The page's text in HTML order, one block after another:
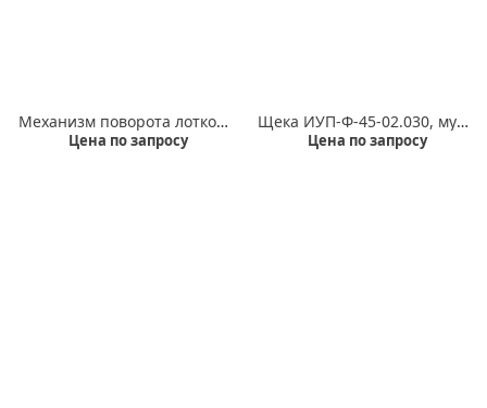
Механизм поворота лотков, рукоятка 40.306.00, кронштейн 40.307.00
Цена по запросу
Щека ИУП-Ф-45-02.030, муфта предохранительная И60.305.00
Цена по запросу